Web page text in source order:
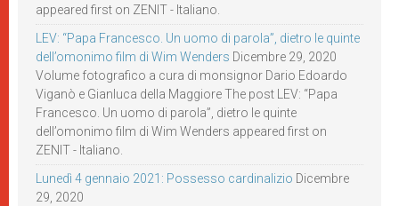
appeared first on ZENIT - Italiano.
LEV: “Papa Francesco. Un uomo di parola”, dietro le quinte
dell’omonimo film di Wim Wenders Dicembre 29, 2020
Volume fotografico a cura di monsignor Dario Edoardo
Viganò e Gianluca della Maggiore The post LEV: “Papa
Francesco. Un uomo di parola”, dietro le quinte
dell’omonimo film di Wim Wenders appeared first on
ZENIT - Italiano.
Lunedì 4 gennaio 2021: Possesso cardinalizio Dicembre
29, 2020